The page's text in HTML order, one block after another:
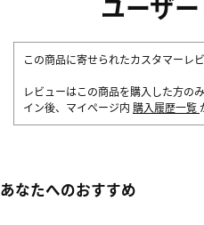
この商品に寄せられたカスタマーレ
レビューはこの商品を購入した方の
イン後、マイページ内 購入履歴一覧
あなたへのおすすめ